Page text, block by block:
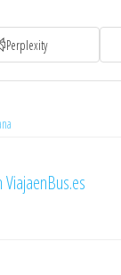
Perplexity